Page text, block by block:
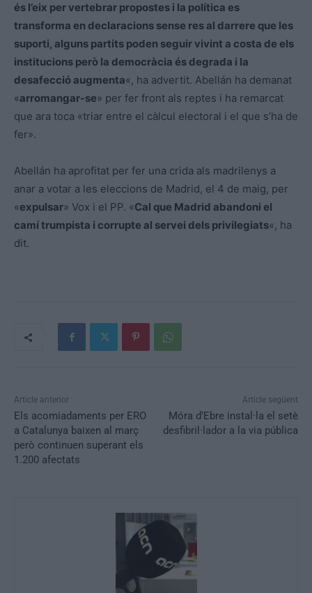
és l’eix per vertebrar propostes i la política es
transforma en declaracions sense res al darrere que les
suporti, alguns partits poden seguir vivint a costa de els
institucions però la democràcia és degrada i la
desafecció augmenta«, ha advertit. Abellán ha demanat
«arromangar-se» per fer front als reptes i ha remarcat
que ara toca «triar entre el càlcul electoral i el que s’ha de
fer».
Abellán ha aprofitat per fer una crida als madrilenys a
anar a votar a les eleccions de Madrid, el 4 de maig, per
«expulsar» Vox i el PP. «Cal que Madrid abandoni el
camí trumpista i corrupte al servei dels privilegiats«, ha
dit.
Article anterior
Els acomiadaments per ERO
a Catalunya baixen al març
però continuen superant els
1.200 afectats
Article següent
Móra d’Ebre instal·la el setè
desfibril·lador a la via pública